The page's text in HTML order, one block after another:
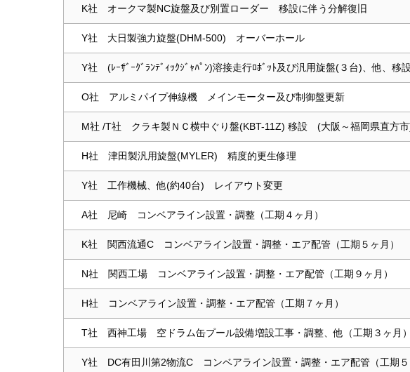
K社 オークマ製NC旋盤及び別置ローダー 移設に伴う分解復旧
Y社 大日製強力旋盤(DHM-500) オーバーホール
Y社 (ﾚｰｻﾞｰｸﾞﾗﾝﾃﾞｨｯｸｼﾞｬﾊﾟﾝ)溶接走行ﾛﾎﾞｯﾄ及び汎用旋盤(３台)、他、
O社 アルミパイプ伸線機 メインモーター及び制御盤更新
M社 /T社 クラキ製ＮＣ横中ぐり盤(KBT-11Z) 移設 (大阪～福岡県直方
H社 津田製汎用旋盤(MYLER) 精度的更生修理
Y社 工作機械、他(約40台) レイアウト変更
A社 尼崎 コンベアライン設置・調整（工期４ヶ月）
K社 関西流通C コンベアライン設置・調整・エア配管（工期５ヶ月）
N社 関西工場 コンベアライン設置・調整・エア配管（工期９ヶ月）
H社 コンベアライン設置・調整・エア配管（工期７ヶ月）
T社 西神工場 空ドラム缶プール設備増設工事・調整、他（工期３ヶ月
Y社 DC有田川第2物流C コンベアライン設置・調整・エア配管（工期